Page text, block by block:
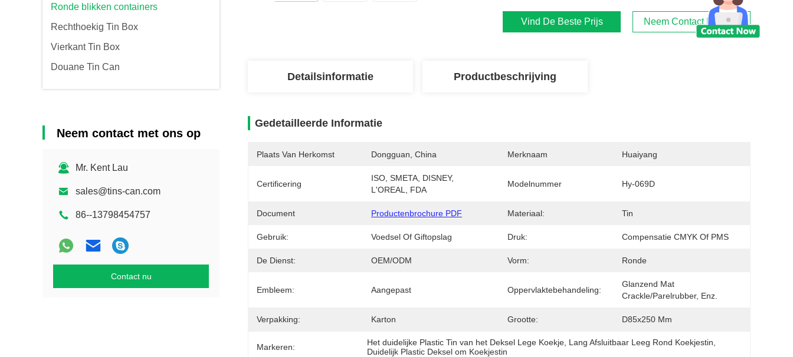
Ronde blikken containers
Rechthoekig Tin Box
Vierkant Tin Box
Douane Tin Can
Neem contact met ons op
Mr. Kent Lau
sales@tins-can.com
86--13798454757
Contact nu
Vind De Beste Prijs Neem Contact Met Ons Op
Detailsinformatie Productbeschrijving
Gedetailleerde Informatie
Plaats Van Herkomst Dongguan, China Merknaam Huaiyang
Certificering
ISO, SMETA, DISNEY,
L'OREAL, FDA
Modelnummer Hy-069D
Document Productenbrochure PDF Materiaal: Tin
Gebruik: Voedsel Of Giftopslag Druk: Compensatie CMYK Of PMS
De Dienst: OEM/ODM Vorm: Ronde
Embleem: Aangepast Oppervlaktebehandeling:
Glanzend Mat
Crackle/Parelrubber, Enz.
Verpakking: Karton Grootte: D85x250 Mm
Markeren: Het duidelijke Plastic Tin van het Deksel Lege Koekje Lang Afsluitbaar Leeg Rond Koekjestin
Duidelijk Plastic Deksel om Koekjestin